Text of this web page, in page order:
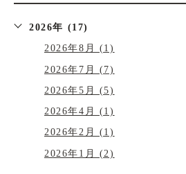
2026年 (17)
2026年8月 (1)
2026年7月 (7)
2026年5月 (5)
2026年4月 (1)
2026年2月 (1)
2026年1月 (2)